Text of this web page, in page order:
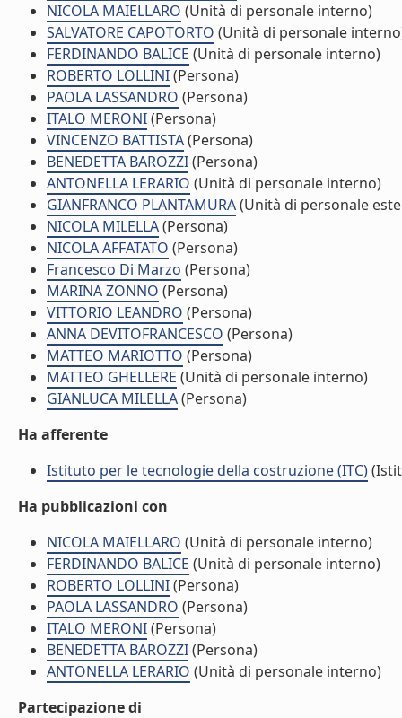
NICOLA MAIELLARO (Unità di personale interno)
SALVATORE CAPOTORTO (Unità di personale
FERDINANDO BALICE (Unità di personale interno)
ROBERTO LOLLINI(Persona)
PAOLA LASSANDRO (Persona)
ITALO MERONI(Persona)
VINCENZO BATTISTA(Persona)
BENEDETTA BAROZZI(Persona)
ANTONELLA LERARIO (Unità di personale interno)
GIANFRANCO PLANTAMURA(Unità di personale
NICOLA MILELLA(Persona)
NICOLA AFFATATO (Persona)
Francesco Di Marzo (Persona)
MARINA ZONNO (Persona)
VITTORIO LEANDRO (Persona)
ANNA DEVITOFRANCESCO (Persona)
MATTEO MARIOTTO (Persona)
MATTEO GHELLERE (Unità di personale interno)
GIANLUCA MILELLA(Persona)
Ha afferente
Istituto per le tecnologie della costruzione (ITC)
Ha pubblicazioni con
NICOLA MAIELLARO (Unità di personale interno)
FERDINANDO BALICE (Unità di personale interno)
ROBERTO LOLLINI(Persona)
PAOLA LASSANDRO (Persona)
ITALO MERONI(Persona)
BENEDETTA BAROZZI(Persona)
ANTONELLA LERARIO (Unità di personale interno)
Partecipazione di